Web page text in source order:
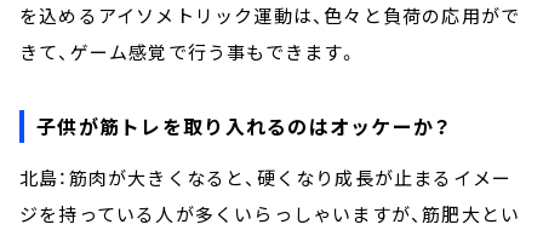
を込めるアイソメトリック運動は、色々と負荷の応用がで
きて、ゲーム感覚で行う事もできます。
子供が筋トレを取り入れるのはオッケーか？
北島：筋肉が大きくなると、硬くなり成長が止まるイメー
ジを持っている人が多くいらっしゃいますが、筋肥大とい